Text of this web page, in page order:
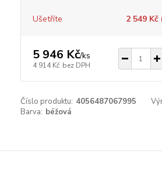
Ušetříte 2 549 Kč
5 946 Kč/ks
4 914 Kč bez DPH
Číslo produktu: 4056487067995
Barva: béžová